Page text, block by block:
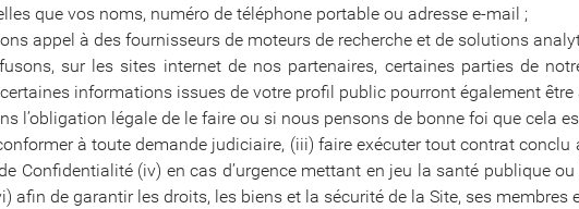
que vos noms, numéro de téléphone portable ou adresse e-mail ;
appel à des fournisseurs de moteurs de recherche et de solutions
sur les sites internet de nos partenaires, certaines parties de
informations issues de votre profil public pourront également
l’obligation légale de le faire ou si nous pensons de bonne foi que cela
à toute demande judiciaire, (iii) faire exécuter tout contrat
Confidentialité (iv) en cas d’urgence mettant en jeu la santé publique ou
afin de garantir les droits, les biens et la sécurité de la Site, ses membres